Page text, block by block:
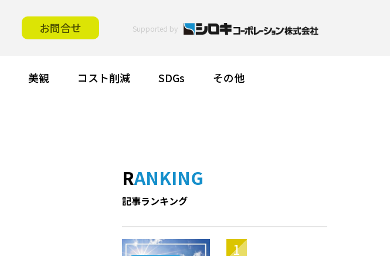
お問合せ Supported by
美観 コスト削減 SDGs その他
RANKING
記事ランキング